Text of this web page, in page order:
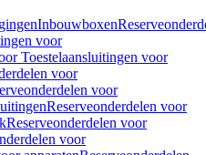
Inbouwboxen
voor
Toestelaansluitingen voor
voor
voor
Reserveonderdelen voor
Reserveonderdelen voor
voor